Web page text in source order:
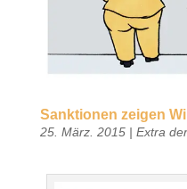
Sanktionen zeigen
25. März. 2015| Extra